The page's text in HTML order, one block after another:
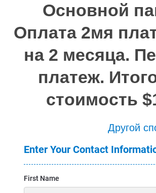
Основной
Оплата 2мя
на 2 месяца.
платеж.
стоимость
Другой